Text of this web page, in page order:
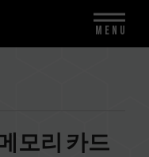
메모리 카드
MENU